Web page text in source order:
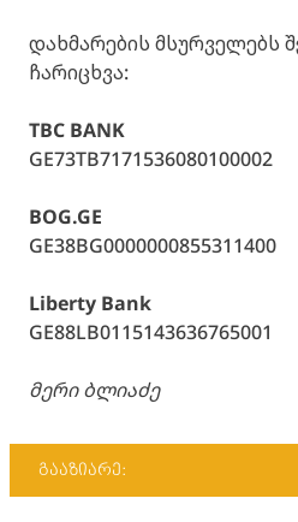
დახმარების მსურველებს
ჩარიცხვა:
TBC BANK
GE73TB7171536080100002
BOG.GE
GE38BG0000000855311400
Liberty Bank
GE88LB0115143636765001
მერი ბლიაძე
გააზიარე: